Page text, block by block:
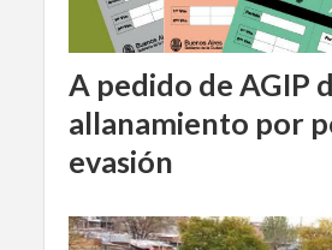
A pedido de AGIP
allanamiento por
evasión